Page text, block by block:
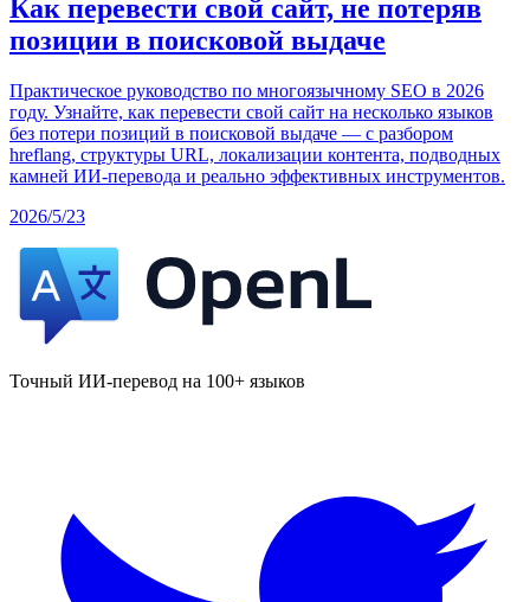
Как перевести свой сайт, не потеряв
позиции в поисковой выдаче
Практическое руководство по многоязычному SEO в 2026
году. Узнайте, как перевести свой сайт на несколько языков
без потери позиций в поисковой выдаче — с разбором
hreflang, структуры URL, локализации контента, подводных
камней ИИ-перевода и реально эффективных инструментов.
2026/5/23
Точный ИИ-перевод на 100+ языков